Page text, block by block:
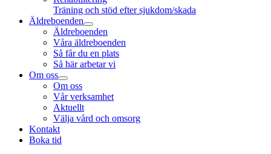
Träning och stöd efter sjukdom/skada
Äldreboenden
Äldreboenden
Våra äldreboenden
Så får du en plats
Så här arbetar vi
Om oss
Om oss
Vår verksamhet
Aktuellt
Välja vård och omsorg
Kontakt
Boka tid